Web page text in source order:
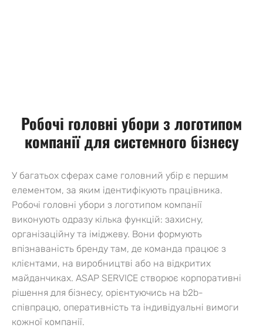
Робочі головні убори з логотипом
компанії для системного бізнесу
У багатьох сферах саме головний убір є першим
елементом, за яким ідентифікують працівника.
Робочі головні убори з логотипом компанії
виконують одразу кілька функцій: захисну,
організаційну та іміджеву. Вони формують
впізнаваність бренду там, де команда працює з
клієнтами, на виробництві або на відкритих
майданчиках. ASAP SERVICE створює корпоративні
рішення для бізнесу, орієнтуючись на b2b-
співпрацю, оперативність та індивідуальні вимоги
кожної компанії.